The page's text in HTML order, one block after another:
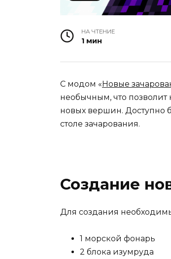
НА ЧТЕНИЕ
1 мин
С модом «Новые
необычным, что
новых вершин. Доступно
столе зачарования.
Создание
Для создания
1 морской фонарь
2 блока изумруда